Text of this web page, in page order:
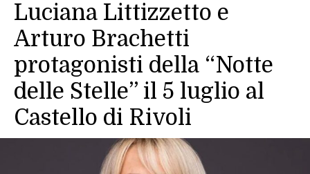
Luciana Littizzetto e
Arturo Brachetti
protagonisti della “Notte
delle Stelle” il 5 luglio al
Castello di Rivoli